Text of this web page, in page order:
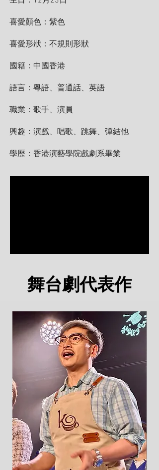
喜愛顏色：紫色
喜愛形狀：不規則形狀
國籍：中國香港
語言：粵語、普通話、英語
職業：歌手、演員
興趣：演戲、唱歌、跳舞、彈結他
學歷：香港演藝學院戲劇系畢業
舞台劇代表作